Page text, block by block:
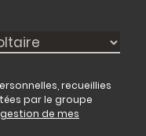
recueillies
par le groupe
de mes